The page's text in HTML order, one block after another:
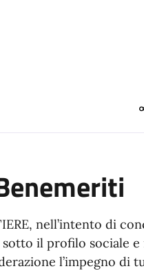
nell’intento di
il profilo sociale
l’impegno